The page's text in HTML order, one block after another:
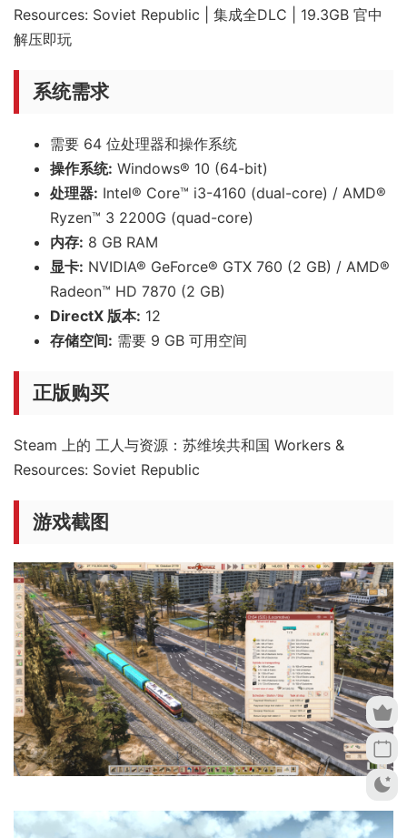
Resources: Soviet Republic | 集成全DLC | 19.3GB 官中
解压即玩
系统需求
需要 64 位处理器和操作系统
操作系统: Windows® 10 (64-bit)
处理器: Intel® Core™ i3-4160 (dual-core) / AMD®
Ryzen™ 3 2200G (quad-core)
内存: 8 GB RAM
显卡: NVIDIA® GeForce® GTX 760 (2 GB) / AMD®
Radeon™ HD 7870 (2 GB)
DirectX 版本: 12
存储空间: 需要 9 GB 可用空间
正版购买
Steam 上的 工人与资源：苏维埃共和国 Workers &
Resources: Soviet Republic
游戏截图